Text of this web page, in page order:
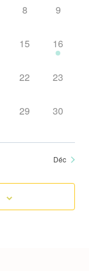
0
8
0
9
0
évènement,
15
1
16
0
22
0
23
0
29
0
30
Déc